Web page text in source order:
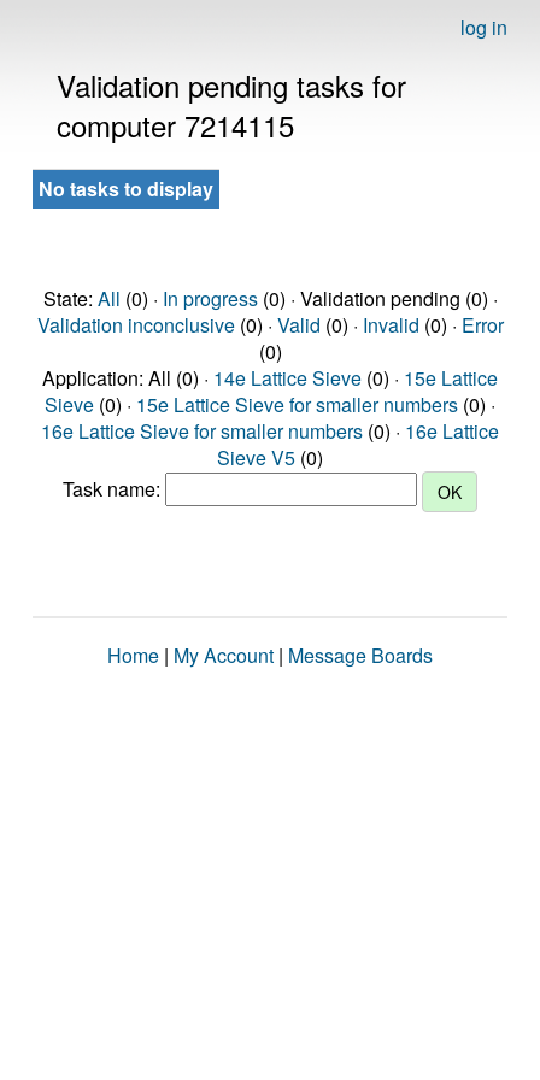
log in
Validation pending tasks for
computer 7214115
No tasks to display
State: All (0) · In progress(0) · Validation pending (0) ·
Validation inconclusive(0) · Valid (0) · Invalid (0) · Error
(0)
Application: All (0) · 14e Lattice Sieve (0) · 15e Lattice
Sieve (0) · 15e Lattice Sieve for smaller numbers (0) ·
16e Lattice Sieve for smaller numbers (0) · 16e Lattice
Sieve V5 (0)
Task name:
Home | My Account | Message Boards